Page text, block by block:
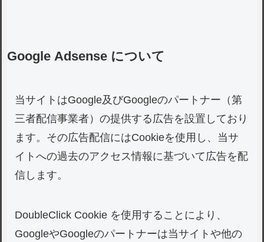
Google Adsense について
当サイトはGoogle及びGoogleのパートナー（第
三者配信事業者）の提供する広告を設置しており
ます。その広告配信にはCookieを使用し、当サ
イトへの過去のアクセス情報に基づいて広告を配
信します。
DoubleClick Cookie を使用することにより、
GoogleやGoogleのパートナーは当サイトや他の